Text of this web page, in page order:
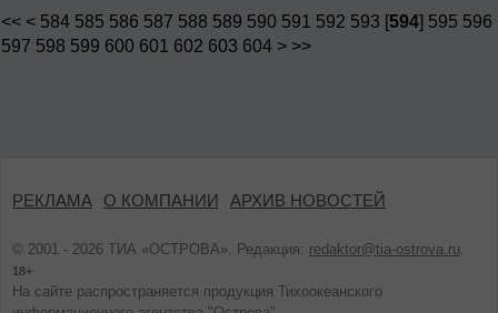
<< < 584 585 586 587 588 589 590 591 592 593 [594] 595 596
597 598 599 600 601 602 603 604 > >>
РЕКЛАМА О КОМПАНИИ АРХИВ НОВОСТЕЙ
© 2001 - 2026 ТИА «ОСТРОВА». Редакция: redaktor@tia-ostrova.ru.
18+
На сайте распространяется продукция Тихоокеанского